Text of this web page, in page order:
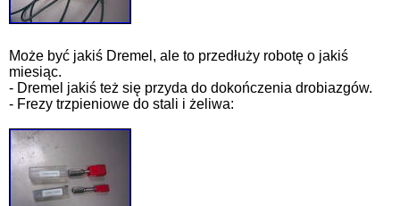
Może być jakiś Dremel, ale to przedłuży robotę o jakiś
miesiąc.
- Dremel jakiś też się przyda do dokończenia drobiazgów.
- Frezy trzpieniowe do stali i żeliwa: